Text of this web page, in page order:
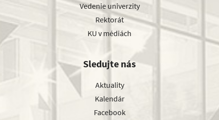
Vedenie univerzity
Rektorát
KU v médiách
Sledujte nás
Aktuality
Kalendár
Facebook